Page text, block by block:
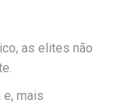
as elites não
e, mais